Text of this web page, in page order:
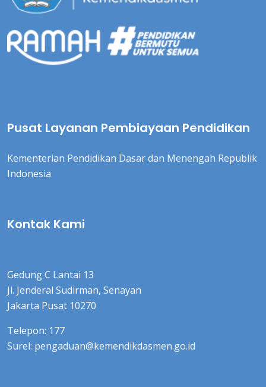
Pusat Layanan Pembiayaan Pendidikan
Kementerian Pendidikan Dasar dan Menengah Republik
Indonesia
Kontak Kami
Gedung C Lantai 13
Jl. Jenderal Sudirman, Senayan
Jakarta Pusat 10270
Telepon: 177
Surel: pengaduan@kemendikdasmen.go.id